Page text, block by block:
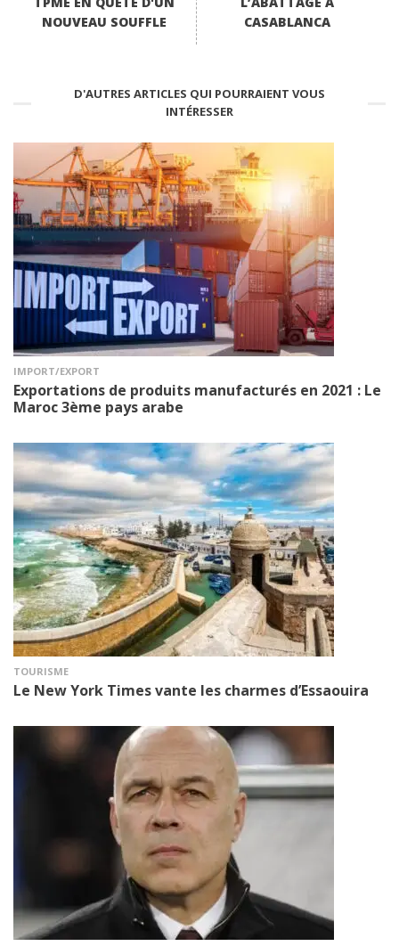
NOUVEAU SOUFFLE
CASABLANCA
D'AUTRES ARTICLES QUI POURRAIENT VOUS
INTÉRESSER
IMPORT/EXPORT
Exportations de produits manufacturés en 2021 : Le
Maroc 3ème pays arabe
TOURISME
Le New York Times vante les charmes d’Essaouira